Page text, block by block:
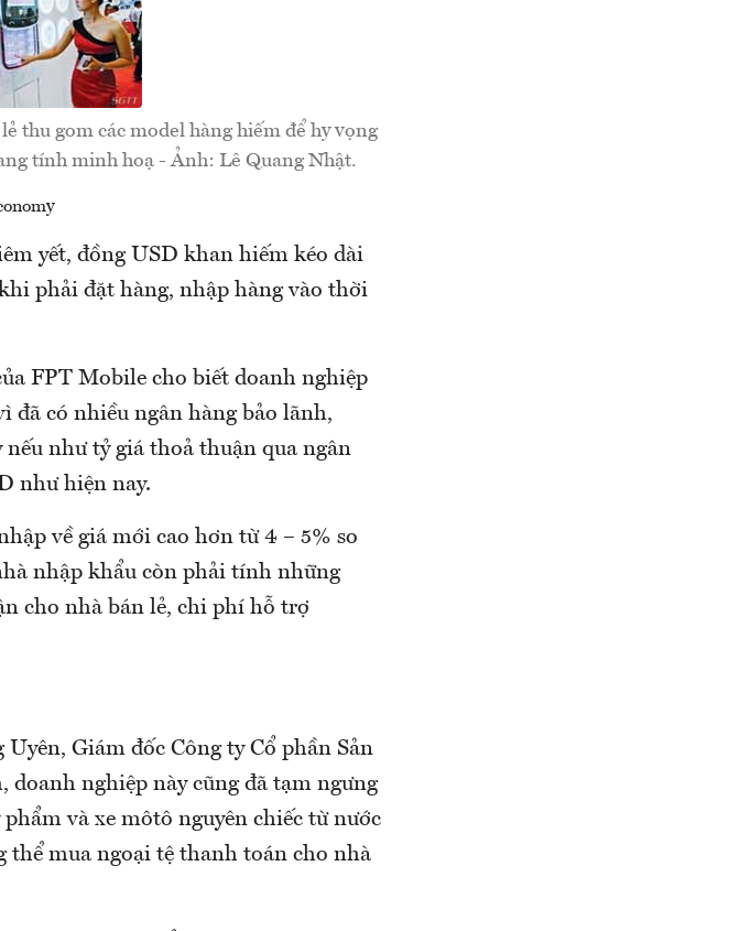
thu gom các model hàng hiếm để hy vọng
tính minh hoạ - Ảnh: Lê Quang Nhật.
yết, đồng USD khan hiếm kéo dài
phải đặt hàng, nhập hàng vào thời
FPT Mobile cho biết doanh nghiệp
đã có nhiều ngân hàng bảo lãnh,
như tỷ giá thoả thuận qua ngân
như hiện nay.
về giá mới cao hơn từ 4 – 5% so
nhập khẩu còn phải tính những
cho nhà bán lẻ, chi phí hỗ trợ
Giám đốc Công ty Cổ phần Sản
nghiệp này cũng đã tạm ngưng
và xe môtô nguyên chiếc từ nước
thể mua ngoại tệ thanh toán cho nhà